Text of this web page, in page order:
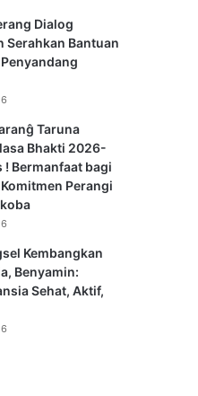
Dialog
Serahkan Bantuan
Taruna
Bhakti 2026-
! Bermanfaat bagi
Perangi
Kembangkan
Benyamin:
Sehat, Aktif,